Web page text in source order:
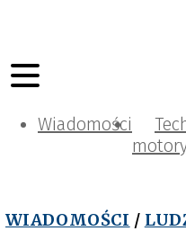
Wiadomości
WIADOMOŚCI /